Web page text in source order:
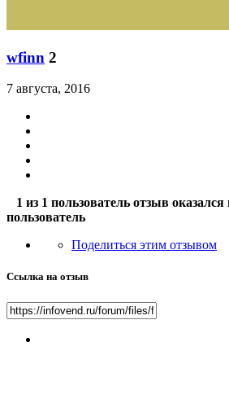
wfinn 2
7 августа, 2016
1 из 1 пользователь отзыв
пользователь
Поделиться этим отзывом
Ссылка на отзыв